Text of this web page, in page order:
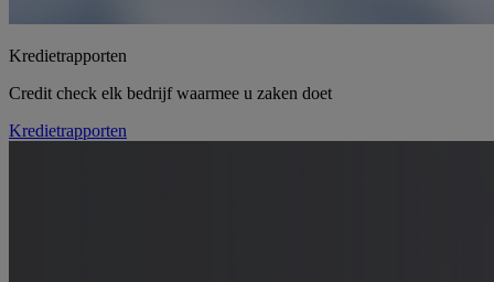
Kredietrapporten
Credit check elk bedrijf waarmee u zaken doet
Kredietrapporten